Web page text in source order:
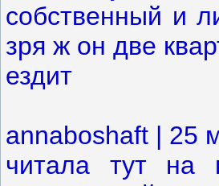
собственный и
зря ж он две
ездит
annaboshaft | 25
читала тут на